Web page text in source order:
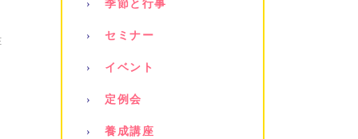
季節と行事
セミナー
イベント
定例会
養成講座